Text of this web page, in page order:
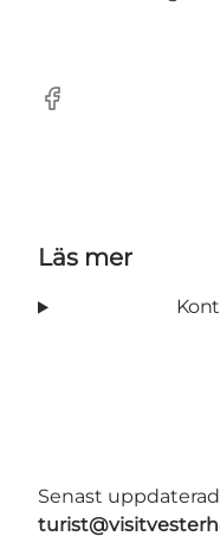
Facebook
Läs mer
Senast uppdaterad